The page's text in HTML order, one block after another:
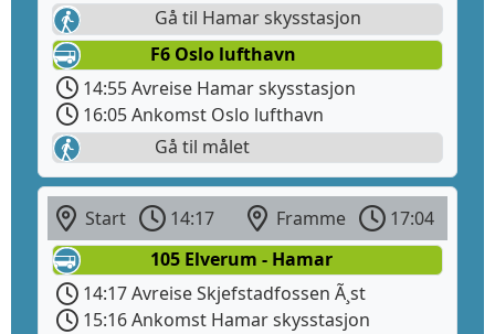
Gå til Hamar skysstasjon
F6 Oslo lufthavn
14:55 Avreise Hamar skysstasjon
16:05 Ankomst Oslo lufthavn
Gå til målet
Start 14:17 Framme
17:04
105 Elverum - Hamar
14:17 Avreise Skjefstadfossen Ã¸st
15:16 Ankomst Hamar skysstasjon